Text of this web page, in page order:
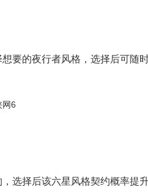
要的夜行者风格，选择后可随
选择后该六星风格契约概率提